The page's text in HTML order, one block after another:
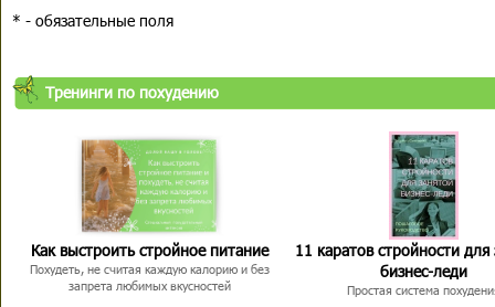
* - обязательные поля
Тренинги по похудению
Как выстроить стройное питание
Похудеть, не считая каждую калорию и без
запрета любимых вкусностей
11 каратов стройности для
бизнес-леди
Простая система